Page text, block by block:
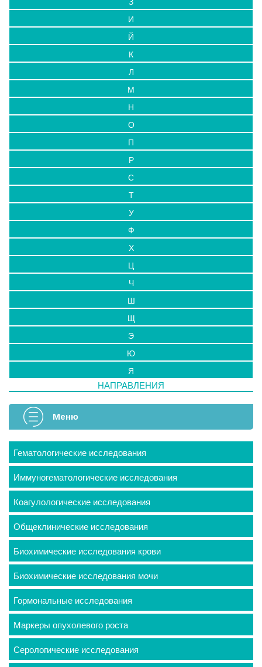
И
Й
К
Л
М
Н
О
П
Р
С
Т
У
Ф
Х
Ц
Ч
Ш
Щ
Э
Ю
Я
НАПРАВЛЕНИЯ
Меню
Гематологические исследования
Иммуногематологические исследования
Коагулологические исследования
Общеклинические исследования
Биохимические исследования крови
Биохимические исследования мочи
Гормональные исследования
Маркеры опухолевого роста
Серологические исследования